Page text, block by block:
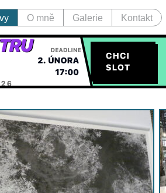
O mně Galerie Kontakt